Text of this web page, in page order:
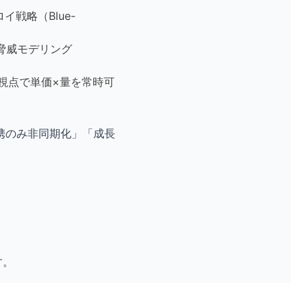
イ戦略（Blue-
威モデリング
点で単価×量を常時可
のみ非同期化」「成長